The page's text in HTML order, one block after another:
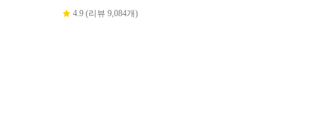
4.9 (리뷰 9,084개)